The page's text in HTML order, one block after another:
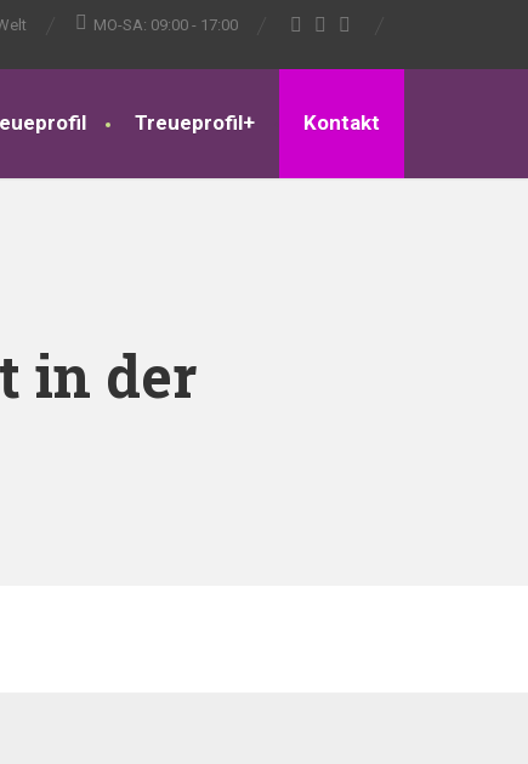
MO-SA: 09:00 - 17:00
Treueprofil+ Kontakt
in der